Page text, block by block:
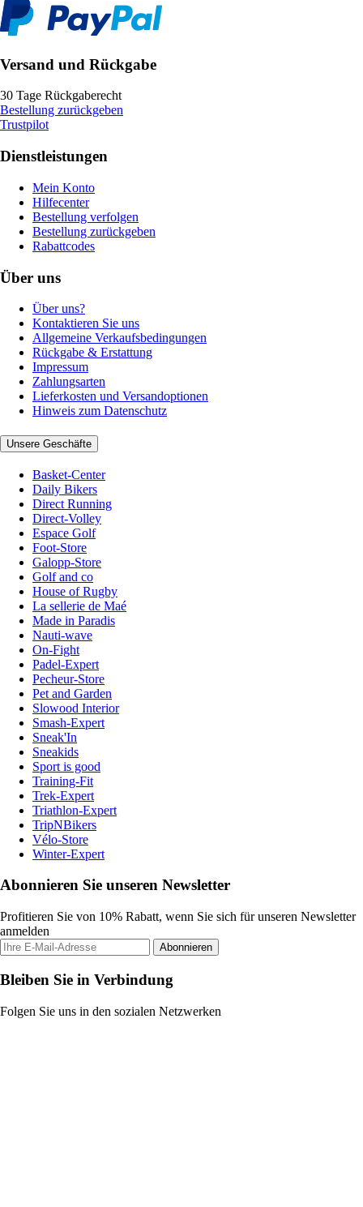
Versand und Rückgabe
30 Tage Rückgaberecht
Bestellung zurückgeben
Trustpilot
Dienstleistungen
Mein Konto
Hilfecenter
Bestellung verfolgen
Bestellung zurückgeben
Rabattcodes
Über uns
Über uns?
Kontaktieren Sie uns
Allgemeine Verkaufsbedingungen
Rückgabe & Erstattung
Impressum
Zahlungsarten
Lieferkosten und Versandoptionen
Hinweis zum Datenschutz
Unsere Geschäfte
Basket-Center
Daily Bikers
Direct Running
Direct-Volley
Espace Golf
Foot-Store
Galopp-Store
Golf and co
House of Rugby
La sellerie de Maé
Made in Paradis
Nauti-wave
On-Fight
Padel-Expert
Pecheur-Store
Pet and Garden
Slowood Interior
Smash-Expert
Sneak'In
Sneakids
Sport is good
Training-Fit
Trek-Expert
Triathlon-Expert
TripNBikers
Vélo-Store
Winter-Expert
Abonnieren Sie unseren Newsletter
Profitieren Sie von 10% Rabatt, wenn Sie sich für unseren Newsletter
anmelden
Abonnieren
Bleiben Sie in Verbindung
Folgen Sie uns in den sozialen Netzwerken